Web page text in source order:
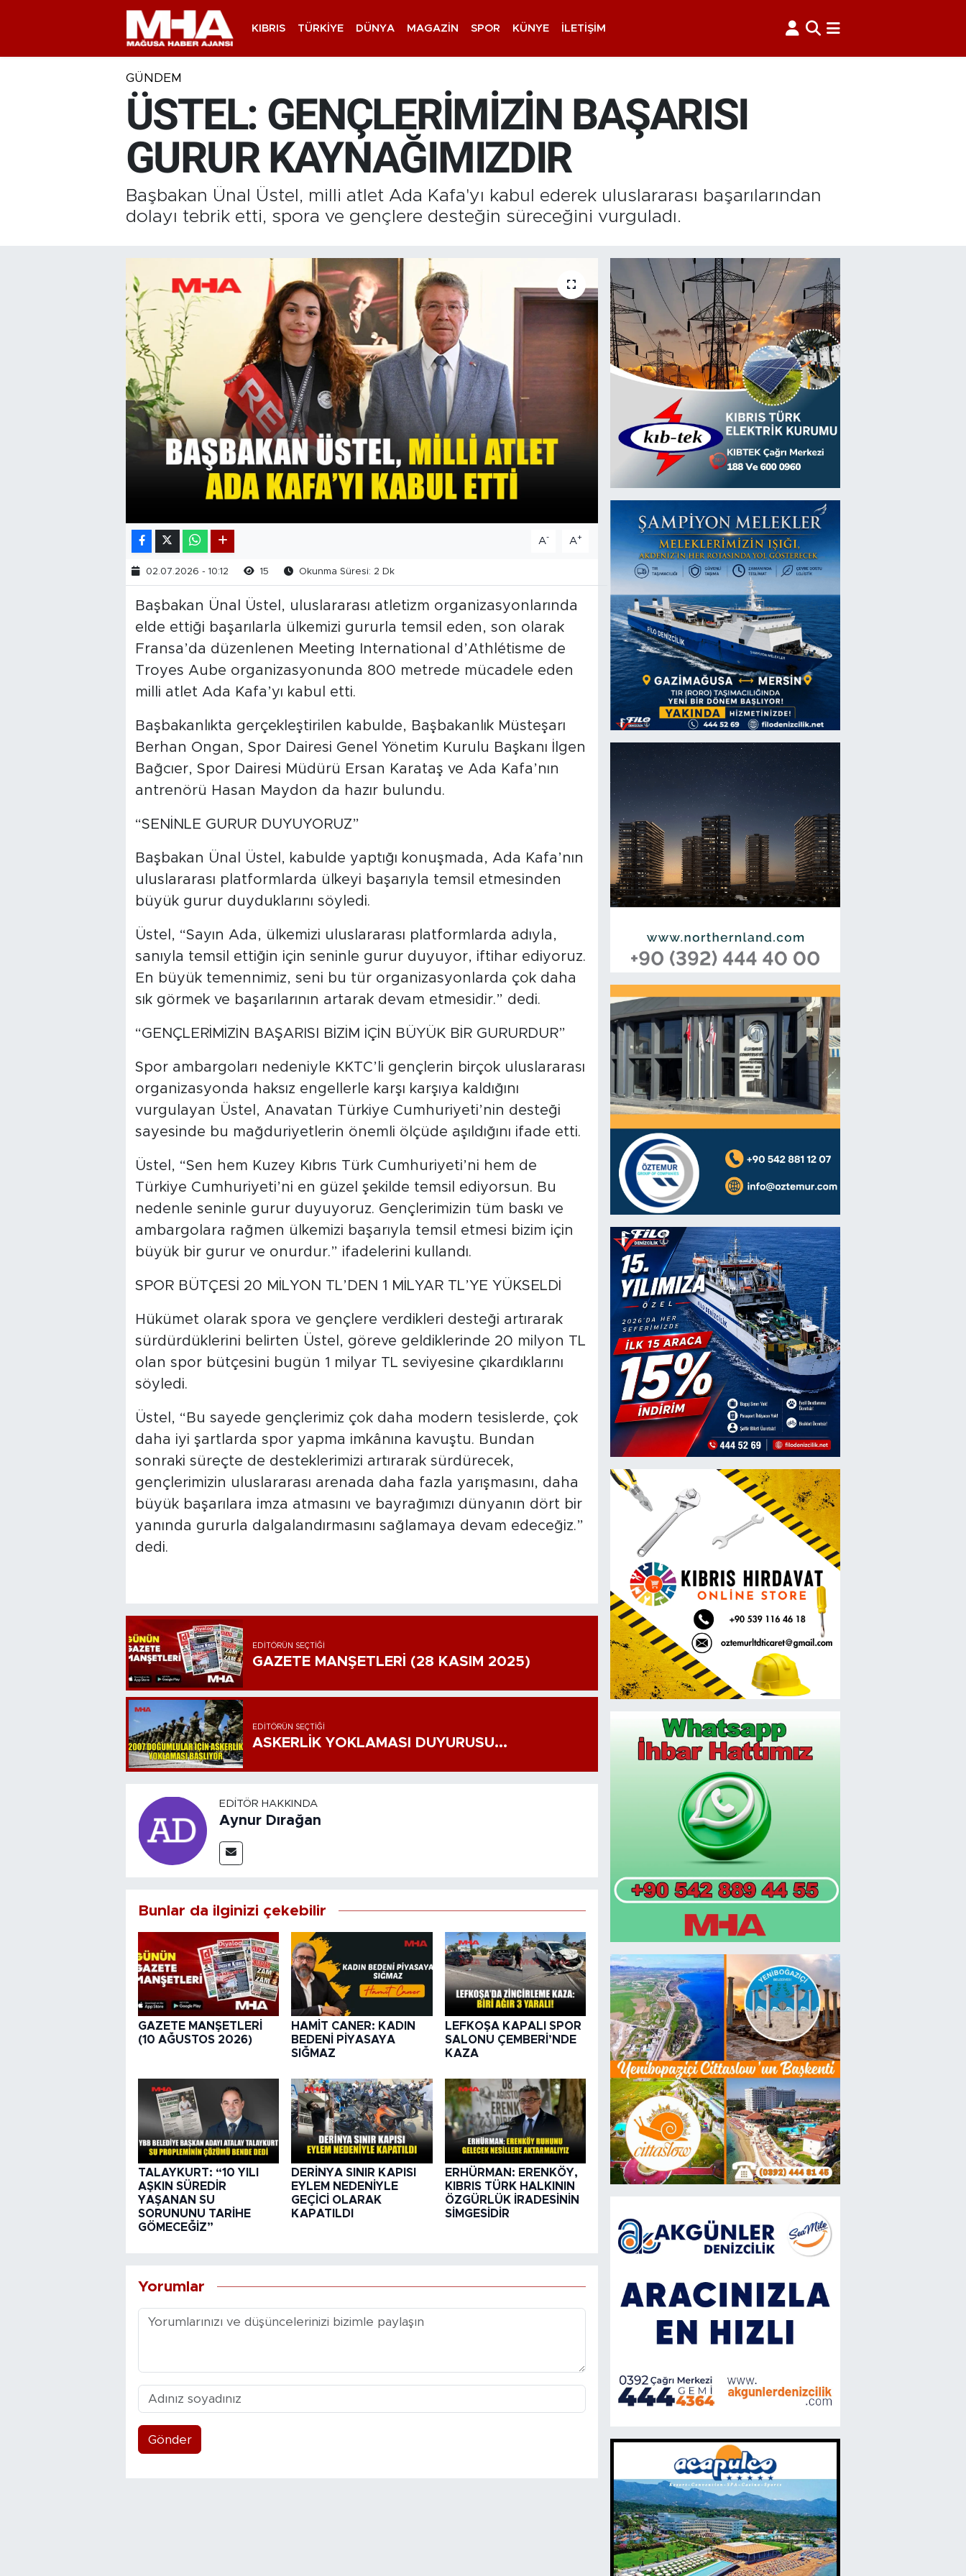
KIBRIS TÜRKIYE DÜNYA MAGAZIN SPOR KÜNYE İLETIŞIM
GÜNDEM
ÜSTEL: GENÇLERİMİZİN BAŞARISI
GURUR KAYNAĞIMIZDIR
Başbakan Ünal Üstel, milli atlet Ada Kafa'yı kabul ederek uluslararası başarılarından
dolayı tebrik etti, spora ve gençlere desteğin süreceğini vurguladı.
A- A+
02.07.2026 - 10:12 15 Okunma Süresi: 2 Dk
Başbakan Ünal Üstel, uluslararası atletizm organizasyonlarında
elde ettiği başarılarla ülkemizi gururla temsil eden, son olarak
Fransa’da düzenlenen Meeting International d’Athlétisme de
Troyes Aube organizasyonunda 800 metrede mücadele eden
milli atlet Ada Kafa’yı kabul etti.
Başbakanlıkta gerçekleştirilen kabulde, Başbakanlık Müsteşarı
Berhan Ongan, Spor Dairesi Genel Yönetim Kurulu Başkanı İlgen
Bağcıer, Spor Dairesi Müdürü Ersan Karataş ve Ada Kafa’nın
antrenörü Hasan Maydon da hazır bulundu.
“SENİNLE GURUR DUYUYORUZ”
Başbakan Ünal Üstel, kabulde yaptığı konuşmada, Ada Kafa’nın
uluslararası platformlarda ülkeyi başarıyla temsil etmesinden
büyük gurur duyduklarını söyledi.
Üstel, “Sayın Ada, ülkemizi uluslararası platformlarda adıyla,
sanıyla temsil ettiğin için seninle gurur duyuyor, iftihar ediyoruz.
En büyük temennimiz, seni bu tür organizasyonlarda çok daha
sık görmek ve başarılarının artarak devam etmesidir.” dedi.
“GENÇLERİMİZİN BAŞARISI BİZİM İÇİN BÜYÜK BİR GURURDUR”
Spor ambargoları nedeniyle KKTC’li gençlerin birçok uluslararası
organizasyonda haksız engellerle karşı karşıya kaldığını
vurgulayan Üstel, Anavatan Türkiye Cumhuriyeti’nin desteği
sayesinde bu mağduriyetlerin önemli ölçüde aşıldığını ifade etti.
Üstel, “Sen hem Kuzey Kıbrıs Türk Cumhuriyeti’ni hem de
Türkiye Cumhuriyeti’ni en güzel şekilde temsil ediyorsun. Bu
nedenle seninle gurur duyuyoruz. Gençlerimizin tüm baskı ve
ambargolara rağmen ülkemizi başarıyla temsil etmesi bizim için
büyük bir gurur ve onurdur.” ifadelerini kullandı.
SPOR BÜTÇESİ 20 MİLYON TL’DEN 1 MİLYAR TL’YE YÜKSELDİ
Hükümet olarak spora ve gençlere verdikleri desteği artırarak
sürdürdüklerini belirten Üstel, göreve geldiklerinde 20 milyon TL
olan spor bütçesini bugün 1 milyar TL seviyesine çıkardıklarını
söyledi.
Üstel, “Bu sayede gençlerimiz çok daha modern tesislerde, çok
daha iyi şartlarda spor yapma imkânına kavuştu. Bundan
sonraki süreçte de desteklerimizi artırarak sürdürecek,
gençlerimizin uluslararası arenada daha fazla yarışmasını, daha
büyük başarılara imza atmasını ve bayrağımızı dünyanın dört bir
yanında gururla dalgalandırmasını sağlamaya devam edeceğiz.”
dedi.
EDITÖRÜN SEÇTIĞI
GAZETE MANŞETLERİ (28 KASIM 2025)
EDITÖRÜN SEÇTIĞI
ASKERLİK YOKLAMASI DUYURUSU...
EDITÖR HAKKINDA
Aynur Dırağan
Bunlar da ilginizi çekebilir
GAZETE MANŞETLERİ
(10 AĞUSTOS 2026)
HAMİT CANER: KADIN
BEDENİ PİYASAYA
SIĞMAZ
LEFKOŞA KAPALI SPOR
SALONU ÇEMBERİ’NDE
KAZA
TALAYKURT: “10 YILI
AŞKIN SÜREDİR
YAŞANAN SU
SORUNUNU TARİHE
GÖMECEĞİZ”
DERİNYA SINIR KAPISI
EYLEM NEDENİYLE
GEÇİCİ OLARAK
KAPATILDI
ERHÜRMAN: ERENKÖY,
KIBRIS TÜRK HALKININ
ÖZGÜRLÜK İRADESİNİN
SİMGESİDİR
Yorumlar
Gönder